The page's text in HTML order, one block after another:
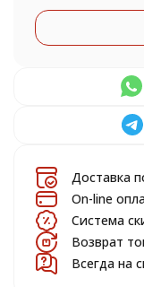
Доставка
On-line
Система
Возврат
Всегда на